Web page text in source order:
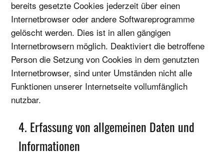
bereits gesetzte Cookies jederzeit über einen
Internetbrowser oder andere Softwareprogramme
gelöscht werden. Dies ist in allen gängigen
Internetbrowsern möglich. Deaktiviert die betroffene
Person die Setzung von Cookies in dem genutzten
Internetbrowser, sind unter Umständen nicht alle
Funktionen unserer Internetseite vollumfänglich
nutzbar.
4. Erfassung von allgemeinen Daten und
Informationen